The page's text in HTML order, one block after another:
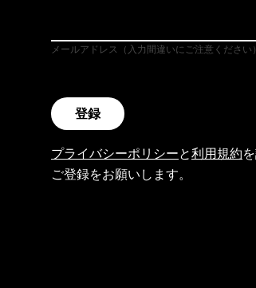
メールアドレス（入力間違いにご注意ください）
登録
プライバシーポリシーと利用規約
ご登録をお願いします。